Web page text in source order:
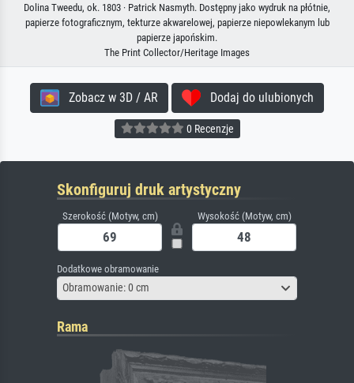
Dolina Tweedu, ok. 1803 · Patrick Nasmyth. Dostępny jako wydruk na płótnie,
papierze fotograficznym, tekturze akwarelowej, papierze niepowlekanym lub
papierze japońskim.
The Print Collector/Heritage Images
Zobacz w 3D / AR Dodaj do ulubionych
0 Recenzje
Skonfiguruj druk artystyczny
Szerokość (Motyw, cm) Wysokość (Motyw, cm)
Dodatkowe obramowanie
Obramowanie: 0 cm
Rama